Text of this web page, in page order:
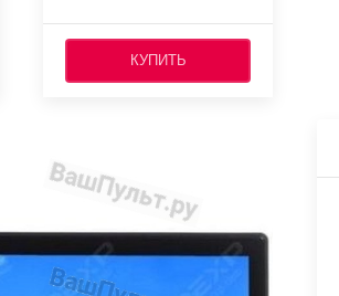
КУПИТЬ